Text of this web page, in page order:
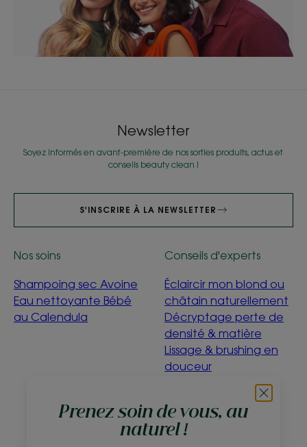
Prenez soin de vous, au
naturel !
Newsletter
Soyez informés en avant-première de nos sorties produits, actus et
conseils beauty clean !
S'INSCRIRE À LA NEWSLETTER
Nos soins
Shampoing sec Avoine
Eau nettoyante Bébé
au Calendula
Conseils d'experts
Éclaircir mon blond ou
châtain naturellement
Décryptage perte de
densité & matière
Lissage & brushing en
douceur
C'est quoi être éco-
conçu ?